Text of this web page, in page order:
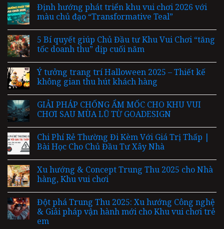
Định hướng phát triển khu vui chơi 2026 với
màu chủ đạo “Transformative Teal”
5 Bí quyết giúp Chủ Đầu tư Khu Vui Chơi “tăng
tốc doanh thu” dịp cuối năm
Ý tưởng trang trí Halloween 2025 – Thiết kế
không gian thu hút khách hàng
GIẢI PHÁP CHỐNG ẨM MỐC CHO KHU VUI
CHƠI SAU MÙA LŨ TỪ GOADESIGN
Chi Phí Rẻ Thường Đi Kèm Với Giá Trị Thấp |
Bài Học Cho Chủ Đầu Tư Xây Nhà
Xu hướng & Concept Trung Thu 2025 cho Nhà
hàng, Khu vui chơi
Đột phá Trung Thu 2025: Xu hướng Công nghệ
& Giải pháp vận hành mới cho Khu vui chơi trẻ
em